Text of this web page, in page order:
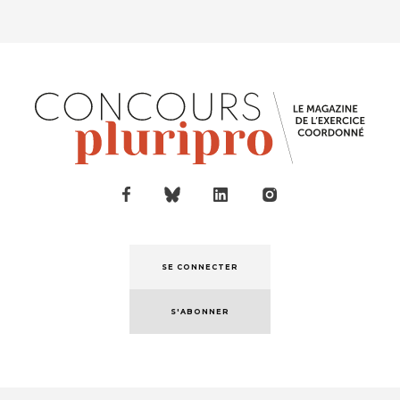
SE CONNECTER
S'ABONNER